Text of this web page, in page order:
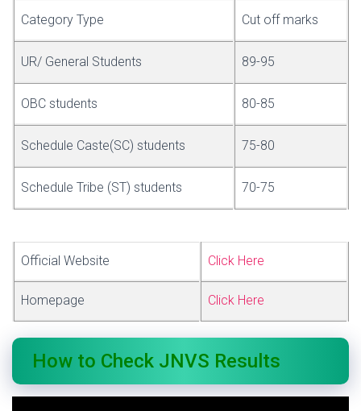
Category Type Cut off marks
UR/ General Students 89-95
OBC students 80-85
Schedule Caste(SC) students 75-80
Schedule Tribe (ST) students 70-75
Official Website Click Here
Homepage Click Here
How to Check JNVS Results